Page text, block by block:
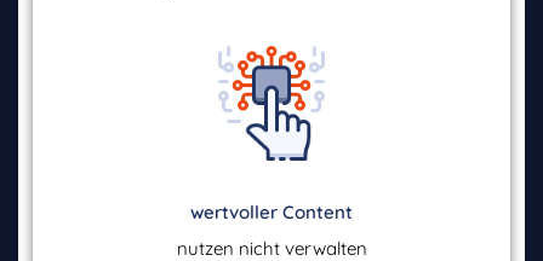
wertvoller Content
nutzen nicht verwalten